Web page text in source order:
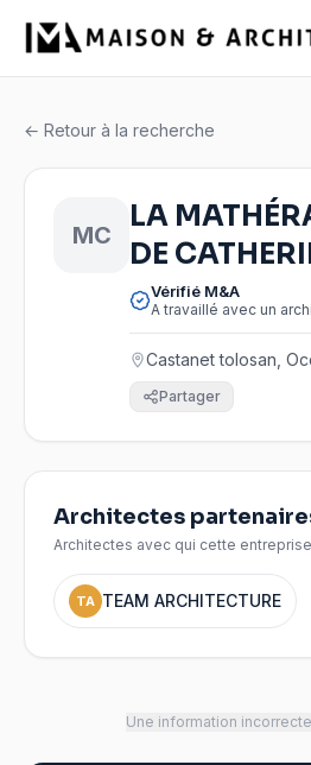
← Retour à la recherche
MC
LA
DE
Vérifié M&A
A travaillé avec un
Castanet tolosan,
Partager
Architectes
Architectes avec qui cette
TA TEAM ARCHITECTURE
Une information